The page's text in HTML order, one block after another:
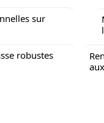
sur
robustes